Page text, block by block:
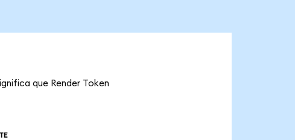
que Render Token